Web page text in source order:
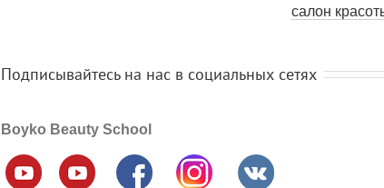
салон красоты
Подписывайтесь на нас в социальных сетях
Boyko Beauty School